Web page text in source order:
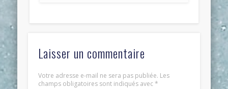
Laisser un commentaire
Votre adresse e-mail ne sera pas publiée. Les
champs obligatoires sont indiqués avec*